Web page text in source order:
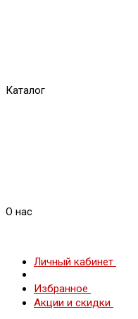
Каталог
О нас
Личный кабинет
Избранное
Акции и скидки